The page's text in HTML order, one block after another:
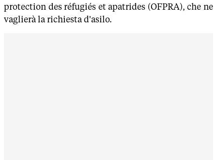
protection des réfugiés et apatrides (OFPRA), che ne
vaglierà la richiesta d'asilo.